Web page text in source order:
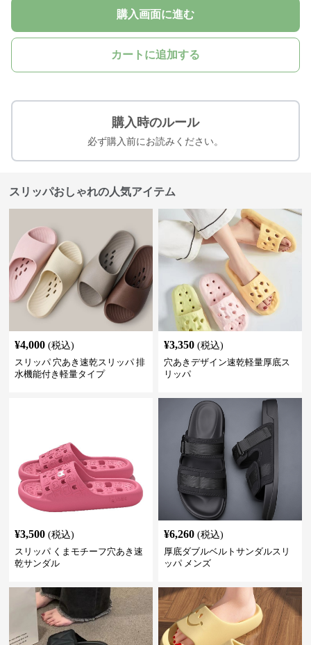
購入画面に進む
カートに追加する
購入時のルール
必ず購入前にお読みください。
スリッパおしゃれの人気アイテム
¥4,000 (税込)
スリッパ 穴あき速乾スリッパ 排
水機能付き軽量タイプ
¥3,350 (税込)
穴あきデザイン速乾軽量厚底ス
リッパ
¥3,500 (税込)
スリッパ くまモチーフ穴あき速
乾サンダル
¥6,260 (税込)
厚底ダブルベルトサンダルスリ
ッパ メンズ